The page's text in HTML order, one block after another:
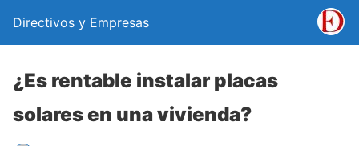
Directivos y Empresas
¿Es rentable instalar placas
solares en una vivienda?